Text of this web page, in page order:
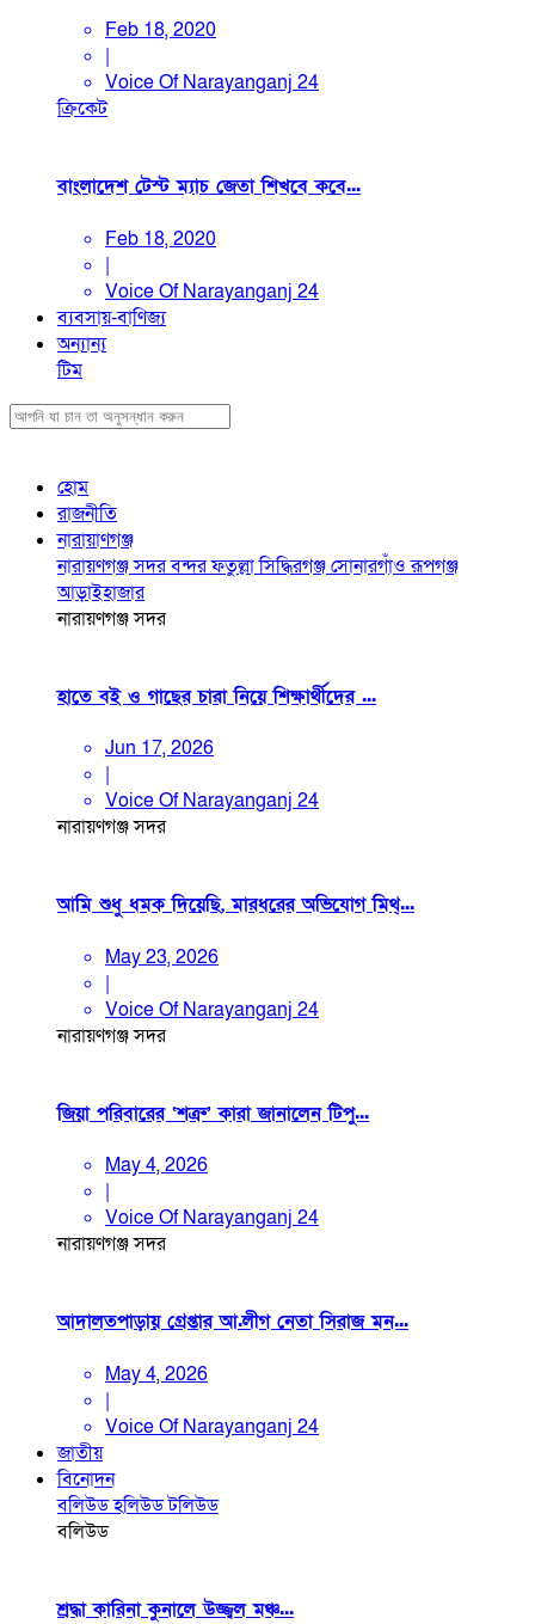
Feb 18, 2020
|
Voice Of Narayanganj 24
ক্রিকেট
বাংলাদেশ টেস্ট ম্যাচ জেতা শিখবে কবে...
Feb 18, 2020
|
Voice Of Narayanganj 24
ব্যবসায়-বাণিজ্য
অন্যান্য
টিম
হোম
রাজনীতি
নারায়াণগঞ্জ
নারায়ণগঞ্জ সদরবন্দরফতুল্লাসিদ্ধিরগঞ্জসোনারগাঁওরূপগঞ্জ
আড়াইহাজার
নারায়ণগঞ্জ সদর
হাতে বই ও গাছের চারা নিয়ে শিক্ষার্থীদের ...
Jun 17, 2026
|
Voice Of Narayanganj 24
নারায়ণগঞ্জ সদর
আমি শুধু ধমক দিয়েছি, মারধরের অভিযোগ মিথ্...
May 23, 2026
|
Voice Of Narayanganj 24
নারায়ণগঞ্জ সদর
জিয়া পরিবারের ‘শত্রু’ কারা জানালেন টিপু...
May 4, 2026
|
Voice Of Narayanganj 24
নারায়ণগঞ্জ সদর
আদালতপাড়ায় গ্রেপ্তার আ.লীগ নেতা সিরাজ মন...
May 4, 2026
|
Voice Of Narayanganj 24
জাতীয়
বিনোদন
বলিউডহলিউডটলিউড
বলিউড
শ্রদ্ধা কারিনা কুনালে উজ্জ্বল মঞ্চ...